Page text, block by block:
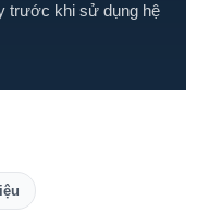
trước khi sử dụng hệ